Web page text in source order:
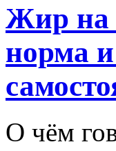
Жир на
норма и
О чём